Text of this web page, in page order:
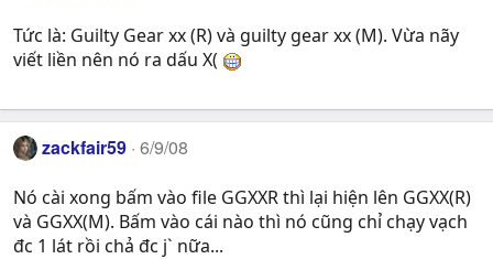
Tức là: Guilty Gear xx (R) và guilty gear xx (M). Vừa nãy
viết liền nên nó ra dấu X(
zackfair59 6/9/08
Nó cài xong bấm vào file GGXXR thì lại hiện lên GGXX(R)
và GGXX(M). Bấm vào cái nào thì nó cũng chỉ chạy vạch
đc 1 lát rồi chả đc j` nữa...